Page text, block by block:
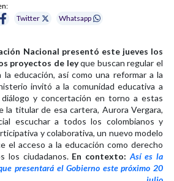
Twitter Whatsapp
Nacional presentó este jueves los
proyectos de leyque buscan regular el
educación, así como una reformar a la
invitó a la comunidad educativa a
y concertación en torno a estas
la titular de esa cartera, Aurora Vergara,
escuchar a todos los colombianos y
y colaborativa, un nuevo modelo
el acceso a la educación como derecho
los ciudadanos. En contexto: Así es la
presentará el Gobierno este próximo 20